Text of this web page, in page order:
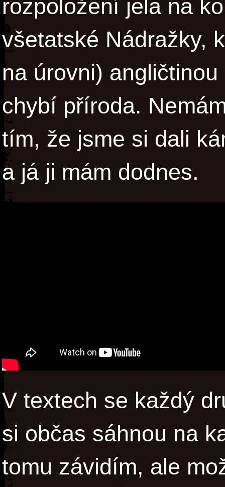
rozpoložení jela na
všetatské Nádražky,
na úrovni)
chybí příroda.
tím, že jsme si dali
a já ji mám dodnes.
V textech se každý
si občas sáhnou na
tomu závidím, ale